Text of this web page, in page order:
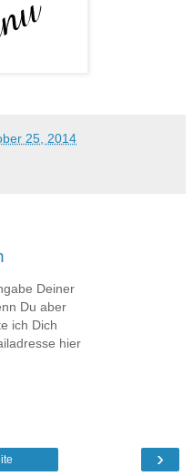
25, 2014
Deiner
Du aber
ich Dich
hier
›